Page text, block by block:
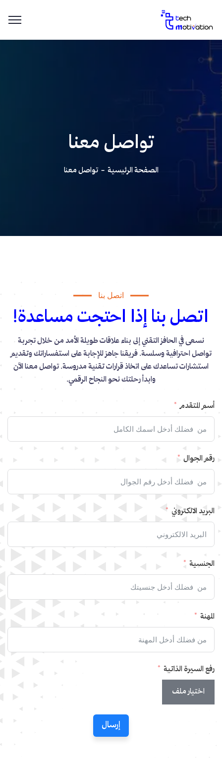
تواصل معنا
الصفحة الرئيسية تواصل معنا
اتصل بنا
اتصل بنا إذا احتجت مساعدة!
نسعى في الحافز التقني إلى بناء علاقات طويلة الأمد من خلال تجربة
تواصل احترافية وسلسة. فريقنا جاهز للإجابة على استفساراتك وتقديم
استشارات تساعدك على اتخاذ قرارات تقنية مدروسة. تواصل معنا الآن
وابدأ رحلتك نحو النجاح الرقمي.
أسم المتقدم
رقم الجوال
البريد الالكتروني
الجنسية
المهنة
رفع السيرة الذاتية
اختيار ملف
إرسال